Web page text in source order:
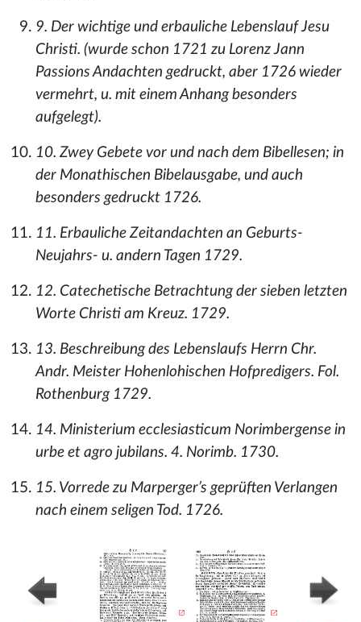
9. Der wichtige und erbauliche Lebenslauf Jesu
Christi. (wurde schon 1721 zu Lorenz Jann
Passions Andachten gedruckt, aber 1726 wieder
vermehrt, u. mit einem Anhang besonders
aufgelegt).
10. Zwey Gebete vor und nach dem Bibellesen; in
der Monathischen Bibelausgabe, und auch
besonders gedruckt 1726.
11. Erbauliche Zeitandachten an Geburts-
Neujahrs- u. andern Tagen 1729.
12. Catechetische Betrachtung der sieben letzten
Worte Christi am Kreuz. 1729.
13. Beschreibung des Lebenslaufs Herrn Chr.
Andr. Meister Hohenlohischen Hofpredigers. Fol.
Rothenburg 1729.
14. Ministerium ecclesiasticum Norimbergense in
urbe et agro jubilans. 4. Norimb. 1730.
15. Vorrede zu Marperger’s geprüften Verlangen
nach einem seligen Tod. 1726.